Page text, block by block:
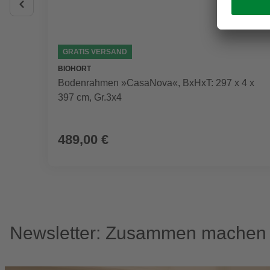
GRATIS VERSAND
BIOHORT
Bodenrahmen »CasaNova«, BxHxT: 297 x 4 x
397 cm, Gr.3x4
489,00 €
Newsletter: Zusammen